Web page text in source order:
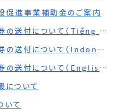
促進事業補助金のご案内
共和町生活応援支援券の送付について（Tiếng Việt）
共和町生活応援支援券の送付について（Indonesia）
共和町生活応援支援券の送付について（English）
について
いて